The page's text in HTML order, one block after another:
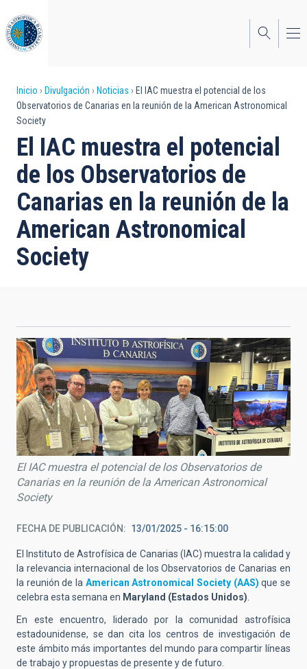
al
contenido
principal
Sobrescribir
enlaces
de
ayuda
a
la
navegación
Inicio Divulgación Noticias
El IAC muestra el potencial de los
Observatorios de Canarias en la reunión de la American Astronomical
Society
El IAC muestra el potencial
de los Observatorios de
Canarias en la reunión de la
American Astronomical
Society
El IAC muestra el potencial de los Observatorios de
Canarias en la reunión de la American Astronomical
Society
FECHA DE PUBLICACIÓN 13/01/2025 - 16:15:00
El Instituto de Astrofísica de Canarias (IAC) muestra la calidad y
la relevancia internacional de los Observatorios de Canarias en
la reunión de la American Astronomical Society (AAS) que se
celebra esta semana en Maryland (Estados Unidos)
En este encuentro, liderado por la comunidad astrofísica
estadounidense, se dan cita los centros de investigación de
este ámbito más importantes del mundo para compartir líneas
de trabajo y propuestas de presente y de futuro.